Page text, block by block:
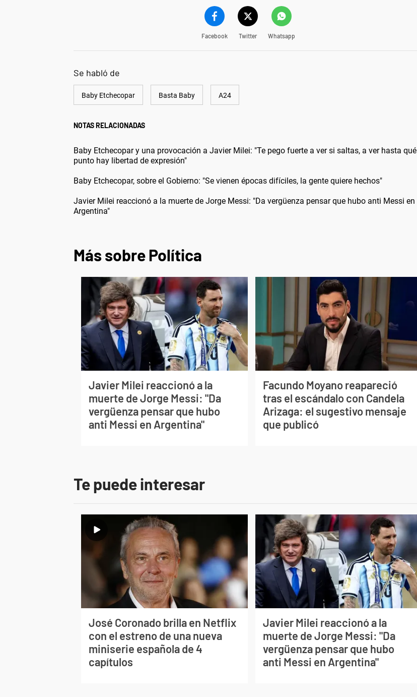
Facebook Twitter Whatsapp
Se habló de
Baby Etchecopar Basta Baby A24
NOTAS RELACIONADAS
Baby Etchecopar y una provocación a Javier Milei: "Te pego fuerte a ver si saltas, a ver hasta qué
punto hay libertad de expresión"
Baby Etchecopar, sobre el Gobierno: "Se vienen épocas difíciles, la gente quiere hechos"
Javier Milei reaccionó a la muerte de Jorge Messi: "Da vergüenza pensar que hubo anti Messi en
Argentina"
Más sobre Política
Javier Milei reaccionó a la
muerte de Jorge Messi: "Da
vergüenza pensar que hubo
anti Messi en Argentina"
Facundo Moyano reapareció
tras el escándalo con Candela
Arizaga: el sugestivo mensaje
que publicó
Te puede interesar
José Coronado brilla en Netflix
con el estreno de una nueva
miniserie española de 4
capítulos
Javier Milei reaccionó a la
muerte de Jorge Messi: "Da
vergüenza pensar que hubo
anti Messi en Argentina"